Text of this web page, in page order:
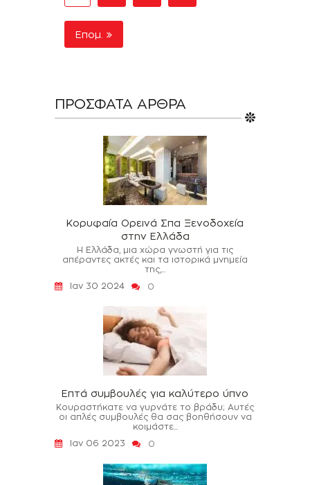
Επομ.
ΠΡΌΣΦΑΤΑ ΆΡΘΡΑ
Κορυφαία Ορεινά Σπα Ξενοδοχεία
στην Ελλάδα
Η Ελλάδα, μια χώρα γνωστή για τις
απέραντες ακτές και τα ιστορικά μνημεία
της,...
Ιαν 30 2024
0
Επτά συμβουλές για καλύτερο ύπνο
Κουραστήκατε να γυρνάτε το βράδυ; Αυτές
οι απλές συμβουλές θα σας βοηθήσουν να
κοιμάστε...
Ιαν 06 2023
0